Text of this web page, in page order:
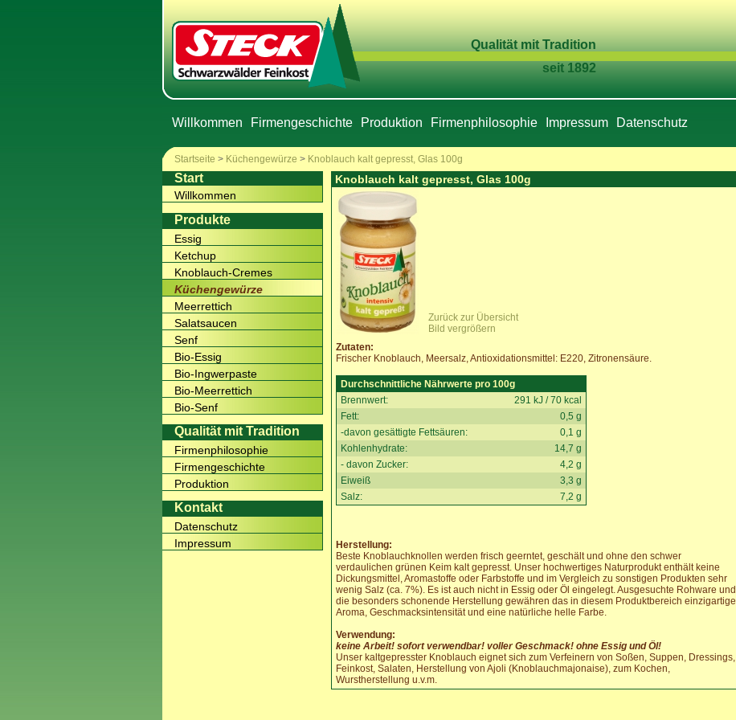
Qualität mit Tradition
seit 1892
Willkommen Firmengeschichte Produktion Firmenphilosophie Impressum Datenschutz
Startseite > Küchengewürze > Knoblauch kalt gepresst, Glas 100g
Start
Willkommen
Produkte
Essig
Ketchup
Knoblauch-Cremes
Küchengewürze
Meerrettich
Salatsaucen
Senf
Bio-Essig
Bio-Ingwerpaste
Bio-Meerrettich
Bio-Senf
Qualität mit Tradition
Firmenphilosophie
Firmengeschichte
Produktion
Kontakt
Datenschutz
Impressum
Knoblauch kalt gepresst, Glas 100g
Zurück zur Übersicht
Bild vergrößern
Zutaten:
Frischer Knoblauch, Meersalz, Antioxidationsmittel: E220, Zitronensäure.
Durchschnittliche Nährwerte pro 100g
Brennwert:
291 kJ / 70 kcal
Fett:
0,5 g
-davon gesättigte Fettsäuren:
0,1 g
Kohlenhydrate:
14,7 g
- davon Zucker:
4,2 g
Eiweiß
3,3 g
Salz:
7,2 g
Herstellung:
Beste Knoblauchknollen werden frisch geerntet, geschält und ohne den schwer
verdaulichen grünen Keim kalt gepresst. Unser hochwertiges Naturprodukt enthält keine
Dickungsmittel, Aromastoffe oder Farbstoffe und im Vergleich zu sonstigen Produkten sehr
wenig Salz (ca. 7%). Es ist auch nicht in Essig oder Öl eingelegt. Ausgesuchte Rohware und
die besonders schonende Herstellung gewähren das in diesem Produktbereich einzigartige
Aroma, Geschmacksintensität und eine natürliche helle Farbe.
Verwendung:
keine Arbeit! sofort verwendbar! voller Geschmack! ohne Essig und Öl!
Unser kaltgepresster Knoblauch eignet sich zum Verfeinern von Soßen, Suppen, Dressings,
Feinkost, Salaten, Herstellung von Ajoli (Knoblauchmajonaise), zum Kochen,
Wurstherstellung u.v.m.